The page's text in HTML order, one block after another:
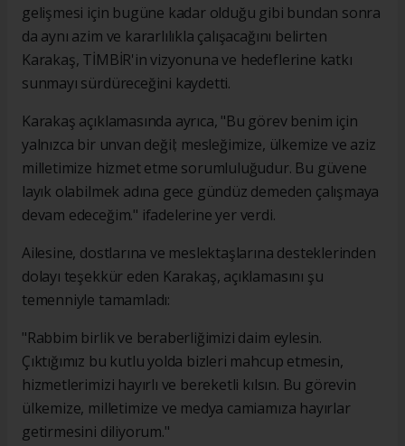
gelişmesi için bugüne kadar olduğu gibi bundan sonra
da aynı azim ve kararlılıkla çalışacağını belirten
Karakaş, TİMBİR'in vizyonuna ve hedeflerine katkı
sunmayı sürdüreceğini kaydetti.
Karakaş açıklamasında ayrıca, "Bu görev benim için
yalnızca bir unvan değil; mesleğimize, ülkemize ve aziz
milletimize hizmet etme sorumluluğudur. Bu güvene
layık olabilmek adına gece gündüz demeden çalışmaya
devam edeceğim." ifadelerine yer verdi.
Ailesine, dostlarına ve meslektaşlarına desteklerinden
dolayı teşekkür eden Karakaş, açıklamasını şu
temenniyle tamamladı:
"Rabbim birlik ve beraberliğimizi daim eylesin.
Çıktığımız bu kutlu yolda bizleri mahcup etmesin,
hizmetlerimizi hayırlı ve bereketli kılsın. Bu görevin
ülkemize, milletimize ve medya camiamıza hayırlar
getirmesini diliyorum."